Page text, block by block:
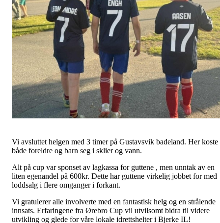
Vi avsluttet helgen med 3 timer på Gustavsvik badeland. Her koste
både foreldre og barn seg i sklier og vann.
Alt på cup var sponset av lagkassa for guttene , men unntak av en
liten egenandel på 600kr. Dette har guttene virkelig jobbet for med
loddsalg i flere omganger i forkant.
Vi gratulerer alle involverte med en fantastisk helg og en strålende
innsats. Erfaringene fra Ørebro Cup vil utvilsomt bidra til videre
utvikling og glede for våre lokale idrettshelter i Bjerke IL!